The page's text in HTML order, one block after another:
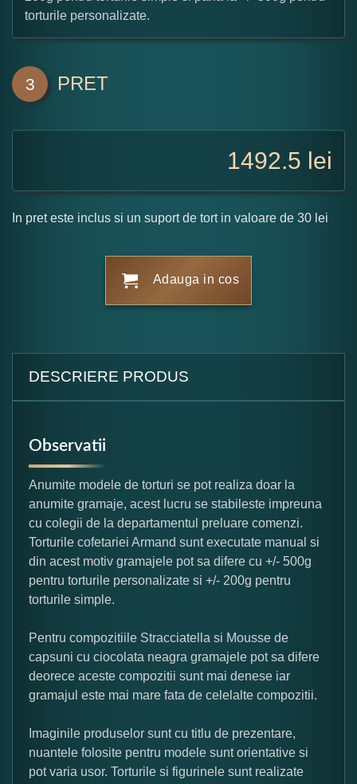
torturile personalizate.
3 PRET
1492.5 lei
In pret este inclus si un suport de tort in valoare de 30 lei
Adauga in cos
DESCRIERE PRODUS
Observatii
Anumite modele de torturi se pot realiza doar la
anumite gramaje, acest lucru se stabileste impreuna
cu colegii de la departamentul preluare comenzi.
Torturile cofetariei Armand sunt executate manual si
din acest motiv gramajele pot sa difere cu +/- 500g
pentru torturile personalizate si +/- 200g pentru
torturile simple.
Pentru compozitiile Stracciatella si Mousse de
capsuni cu ciocolata neagra gramajele pot sa difere
deorece aceste compozitii sunt mai denese iar
gramajul este mai mare fata de celelalte compozitii.
Imaginile produselor sunt cu titlu de prezentare,
nuantele folosite pentru modele sunt orientative si
pot varia usor. Torturile si figurinele sunt realizate